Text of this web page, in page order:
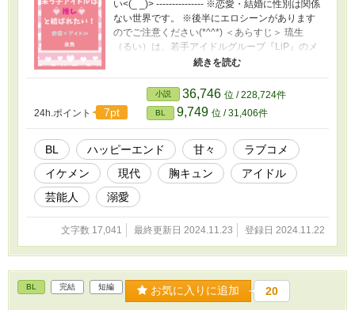
い<(_ _)> --------------- ※恋愛・結婚に性別は関係
ない世界です。 ※後半にエロシーンがあります
のでご注意ください(*^^*) ＜あらすじ＞ 琉生
（るい）は、若手アイドルグループ『LiP』のメ
ンバーで22歳。 ピンク髪がトレードマークの、
生には、昔から「推し」がいた。 人気俳優の
「結城珂南（ゆうきかなん）」が大好きで、た
だのファンの域を超えて、もはや「結城オタ
ク」と化している。 マネージャーや、メンバー
も呆れるほどのガチファンだ。 そんなある日、
琉生にドラマ主演のオファーがくる。 初めての
主演に浮かれるが、なんとＢＬドラマだとい
う。 配役で揉めているのか、相手役が分からな
いまま、オファーを受ける琉生だが……。 「え
っ！？ 結城くんがオレの相手役ッ！？」 後
日、相手役が結城くんに決まったことを知らさ
れ、激しくうろたえる。 オタバレするかもしれ
ない危機感とプレッシャーに血の気が引く。 し
かし一方では、またとないチャンスに胸が躍っ
た。 もしかしたら、結城くんと仲良くなれるか
も！？ 大好きな推しと共演することになった、
24h.ポイント 7pt
小説 36,746 位 / 228,724件
BL 9,749 位 / 31,406件
BL ハッピーエンド 甘々
ラブコメ
イケメン
現代 胸キュン
アイドル
芸能人
溺愛
文字数 17,041 最終更新日 2024.11.23 登録日 2024.11.22
BL 完結 短編 お気に入りに追加 20